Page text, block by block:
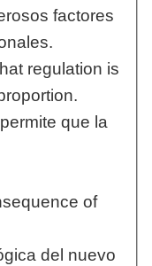
factores
regulation is
que la
of
del nuevo